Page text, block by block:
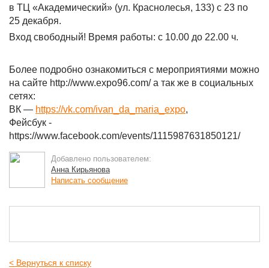
в ТЦ «Академический» (ул. Краснолесья, 133) с 23 по
25 декабря.
Вход свободный! Время работы: с 10.00 до 22.00 ч.
Более подробно ознакомиться с мероприятиями можно
на сайте http://www.expo96.com/ а так же в социальных
сетях:
ВК — https://vk.com/ivan_da_maria_expo,
Фейсбук -
https://www.facebook.com/events/1115987631850121/
Добавлено пользователем:
Анна Кирьянова
Написать сообщение
< Вернуться к списку